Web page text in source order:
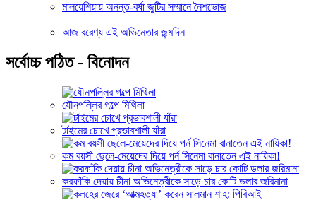
মালয়েশিয়ায় অনন্ত-বর্ষা জুটির সম্মানে নৈশভোজ
আজ বরেণ্য এই অভিনেতার জন্মদিন
সর্বোচ্চ পঠিত - বিনোদন
যৌনপল্লির গল্পে মিথিলা
টাইমের চোখে প্রভাবশালী যাঁরা
কম বয়সী ছেলে-মেয়েদের দিয়ে পর্ন সিনেমা বানাতেন এই নায়িকা!
করফাঁকি দেয়ায় চীনা অভিনেত্রীকে সাড়ে চার কোটি ডলার জরিমানা